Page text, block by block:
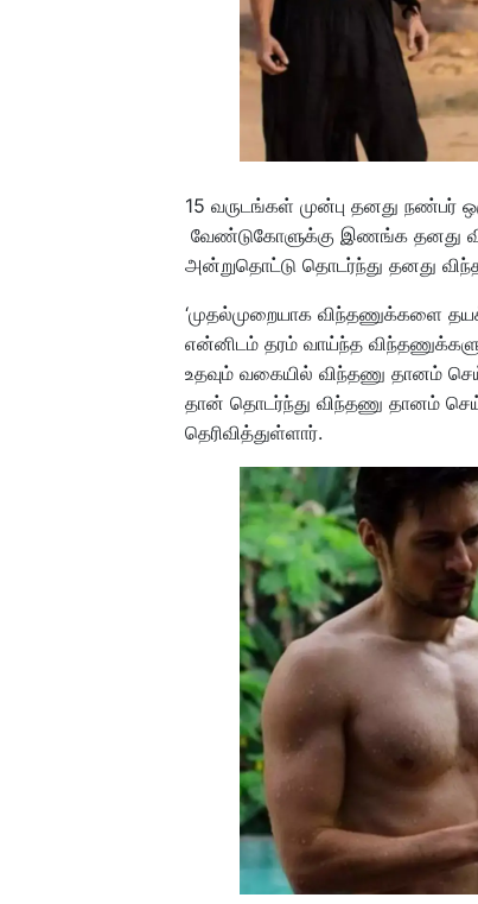
15 வருடங்கள் முன்பு தனது நண்பர்
வேண்டுகோளுக்கு இணங்க தனது
அன்றுதொட்டு தொடர்ந்து தனது
‘முதல்முறையாக விந்தணுக்களை
என்னிடம் தரம் வாய்ந்த
உதவும் வகையில் விந்தணு தானம்
தான் தொடர்ந்து விந்தணு தானம்
தெரிவித்துள்ளார்.